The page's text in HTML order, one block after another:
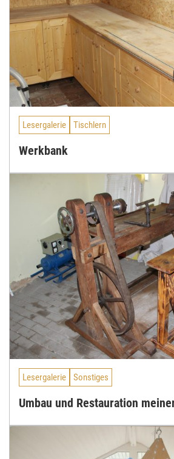
Lesergalerie Tischlern
Werkbank
Lesergalerie Sonstiges
Umbau und Restauration